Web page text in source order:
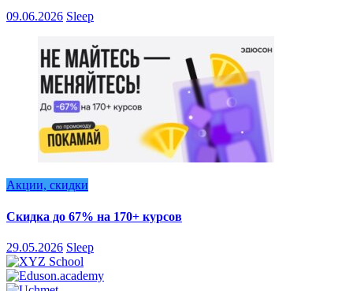
09.06.2026 Sleep
Акции, скидки
Скидка до 67% на 170+ курсов
29.05.2026 Sleep